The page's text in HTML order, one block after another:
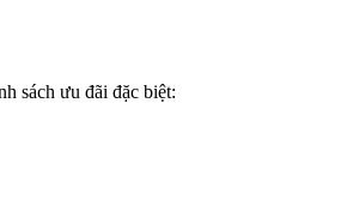
sách ưu đãi đặc biệt: